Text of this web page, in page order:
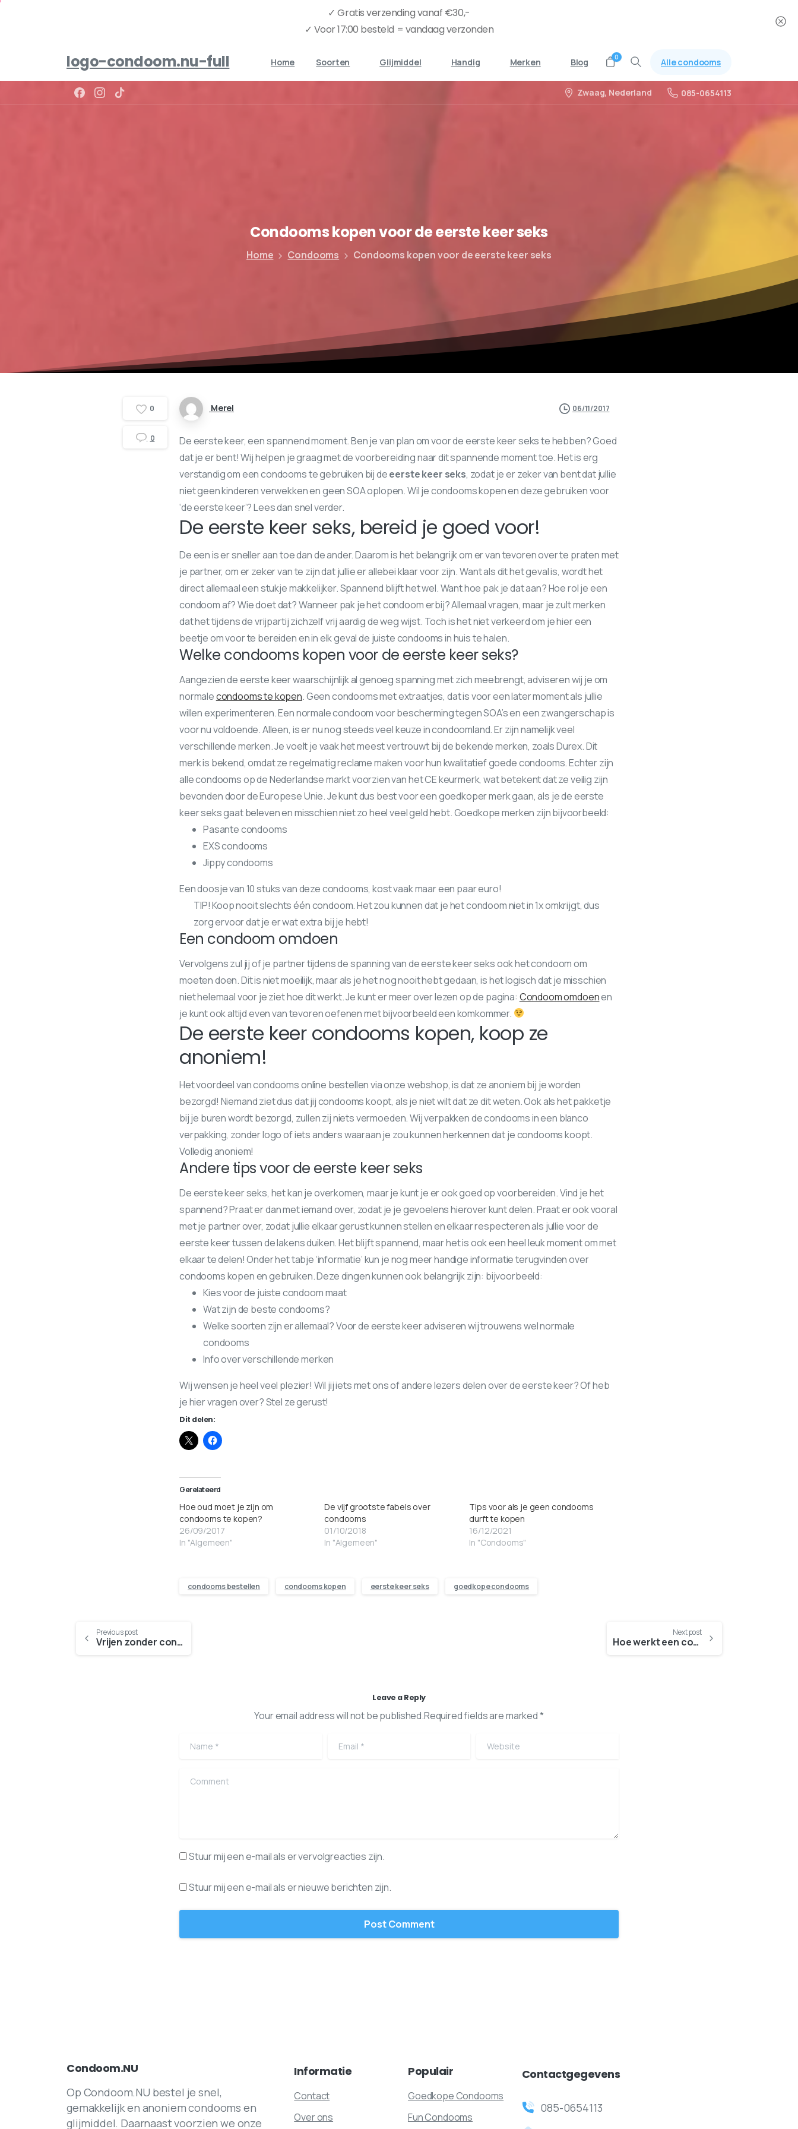
✓ Gratis verzending vanaf €30,-
✓ Voor 17:00 besteld = vandaag verzonden
logo-condoom.nu-full Home Soorten Glijmiddel Handig Merken Blog 0 Alle condooms
Zwaag, Nederland 085-0654113
Condoomskopenvoordeeerstekeerseks
Home Condooms Condooms kopen voor de eerste keer seks
0
0
Merel 06/11/2017
De eerste keer, een spannend moment. Ben je van plan om voor de eerste keer seks te hebben? Goed
dat je er bent! Wij helpen je graag met de voorbereiding naar dit spannende moment toe. Het is erg
verstandig om een condooms te gebruiken bij deeerste keer seks, zodat je er zeker van bent dat jullie
niet geen kinderen verwekken en geen SOA oplopen. Wil je condooms kopen en deze gebruiken voor
‘de eerste keer’? Lees dan snel verder.
De eerste keer seks, bereid je goed voor!
De een is er sneller aan toe dan de ander. Daarom is het belangrijk om er van tevoren over te praten met
je partner, om er zeker van te zijn dat jullie er allebei klaar voor zijn. Want als dit het geval is, wordt het
direct allemaal een stukje makkelijker. Spannend blijft het wel. Want hoe pak je dat aan? Hoe rol je een
condoom af? Wie doet dat? Wanneer pak je het condoom erbij? Allemaal vragen, maar je zult merken
dat het tijdens de vrijpartij zichzelf vrij aardig de weg wijst. Toch is het niet verkeerd om je hier een
beetje om voor te bereiden en in elk geval de juiste condooms in huis te halen.
Welke condooms kopen voor de eerste keer seks?
Aangezien de eerste keer waarschijnlijk al genoeg spanning met zich meebrengt, adviseren wij je om
normalecondooms te kopen. Geen condooms met extraatjes, dat is voor een later moment als jullie
willen experimenteren. Een normale condoom voor bescherming tegen SOA’s en een zwangerschap is
voor nu voldoende. Alleen, is er nu nog steeds veel keuze in condoomland. Er zijn namelijk veel
verschillende merken. Je voelt je vaak het meest vertrouwt bij de bekende merken, zoals Durex. Dit
merk is bekend, omdat ze regelmatig reclame maken voor hun kwalitatief goede condooms. Echter zijn
alle condooms op de Nederlandse markt voorzien van het CE keurmerk, wat betekent dat ze veilig zijn
bevonden door de Europese Unie. Je kunt dus best voor een goedkoper merk gaan, als je de eerste
keer seks gaat beleven en misschien niet zo heel veel geld hebt. Goedkope merken zijn bijvoorbeeld:
Pasante condooms
EXS condooms
Jippy condooms
Een doosje van 10 stuks van deze condooms, kost vaak maar een paar euro!
TIP! Koop nooit slechts één condoom. Het zou kunnen dat je het condoom niet in 1x omkrijgt, dus
zorg ervoor dat je er wat extra bij je hebt!
Een condoom omdoen
Vervolgens zul jij of je partner tijdens de spanning van de eerste keer seks ook het condoom om
moeten doen. Dit is niet moeilijk, maar als je het nog nooit hebt gedaan, is het logisch dat je misschien
niet helemaal voor je ziet hoe dit werkt. Je kunt er meer over lezen op de pagina: Condoom omdoenen
je kunt ook altijd even van tevoren oefenen met bijvoorbeeld een komkommer.
De eerste keer condooms kopen, koop ze
anoniem!
Het voordeel van condooms online bestellen via onze webshop, is dat ze anoniem bij je worden
bezorgd! Niemand ziet dus dat jij condooms koopt, als je niet wilt dat ze dit weten. Ook als het pakketje
bij je buren wordt bezorgd, zullen zij niets vermoeden. Wij verpakken de condooms in een blanco
verpakking, zonder logo of iets anders waaraan je zou kunnen herkennen dat je condooms koopt.
Volledig anoniem!
Andere tips voor de eerste keer seks
De eerste keer seks, het kan je overkomen, maar je kunt je er ook goed op voorbereiden. Vind je het
spannend? Praat er dan met iemand over, zodat je je gevoelens hierover kunt delen. Praat er ook vooral
met je partner over, zodat jullie elkaar gerust kunnen stellen en elkaar respecteren als jullie voor de
eerste keer tussen de lakens duiken. Het blijft spannend, maar het is ook een heel leuk moment om met
elkaar te delen! Onder het tabje ‘informatie’ kun je nog meer handige informatie terugvinden over
condooms kopen en gebruiken. Deze dingen kunnen ook belangrijk zijn: bijvoorbeeld:
Kies voor de juiste condoom maat
Wat zijn de beste condooms?
Welke soorten zijn er allemaal? Voor de eerste keer adviseren wij trouwens wel normale
condooms
Info over verschillende merken
Wij wensen je heel veel plezier! Wil jij iets met ons of andere lezers delen over de eerste keer? Of heb
je hier vragen over? Stel ze gerust!
Dit delen:
Gerelateerd
Hoe oud moet je zijn om
condooms te kopen?
26/09/2017
In "Algemeen"
De vijf grootste fabels over
condooms
01/10/2018
In "Algemeen"
Tips voor als je geen condooms
durft te kopen
16/12/2021
In "Condooms"
condooms bestellen condooms kopen eerste keer seks goedkope condooms
Previous post
Vrijen zonder condoom, wanneer is dat veilig?
Next post
Hoe werkt een condoom?
Leave a Reply
Your email address will not be published.Required fields are marked *
Name
Email Website
Comment
Stuur mij een e-mail als er vervolgreacties zijn.
Stuur mij een e-mail als er nieuwe berichten zijn.
Condoom.NU
Op Condoom.NU bestel je snel,
gemakkelijk en anoniem condooms en
glijmiddel. Daarnaast voorzien we onze
Informatie
Contact
Over ons
Populair
Goedkope Condooms
Fun Condooms
Contactgegevens
085-0654113